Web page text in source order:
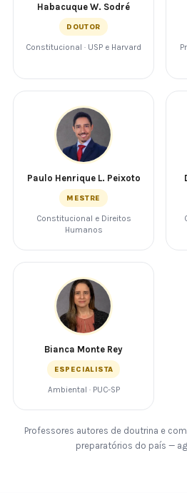
Habacuque W. Sodré
DOUTOR
Constitucional · USP e Harvard
Paulo Henrique L. Peixoto
MESTRE
Constitucional e Direitos
Humanos
Bianca Monte Rey
ESPECIALISTA
Ambiental · PUC-SP
Professores autores de doutrina e
preparatórios do país —